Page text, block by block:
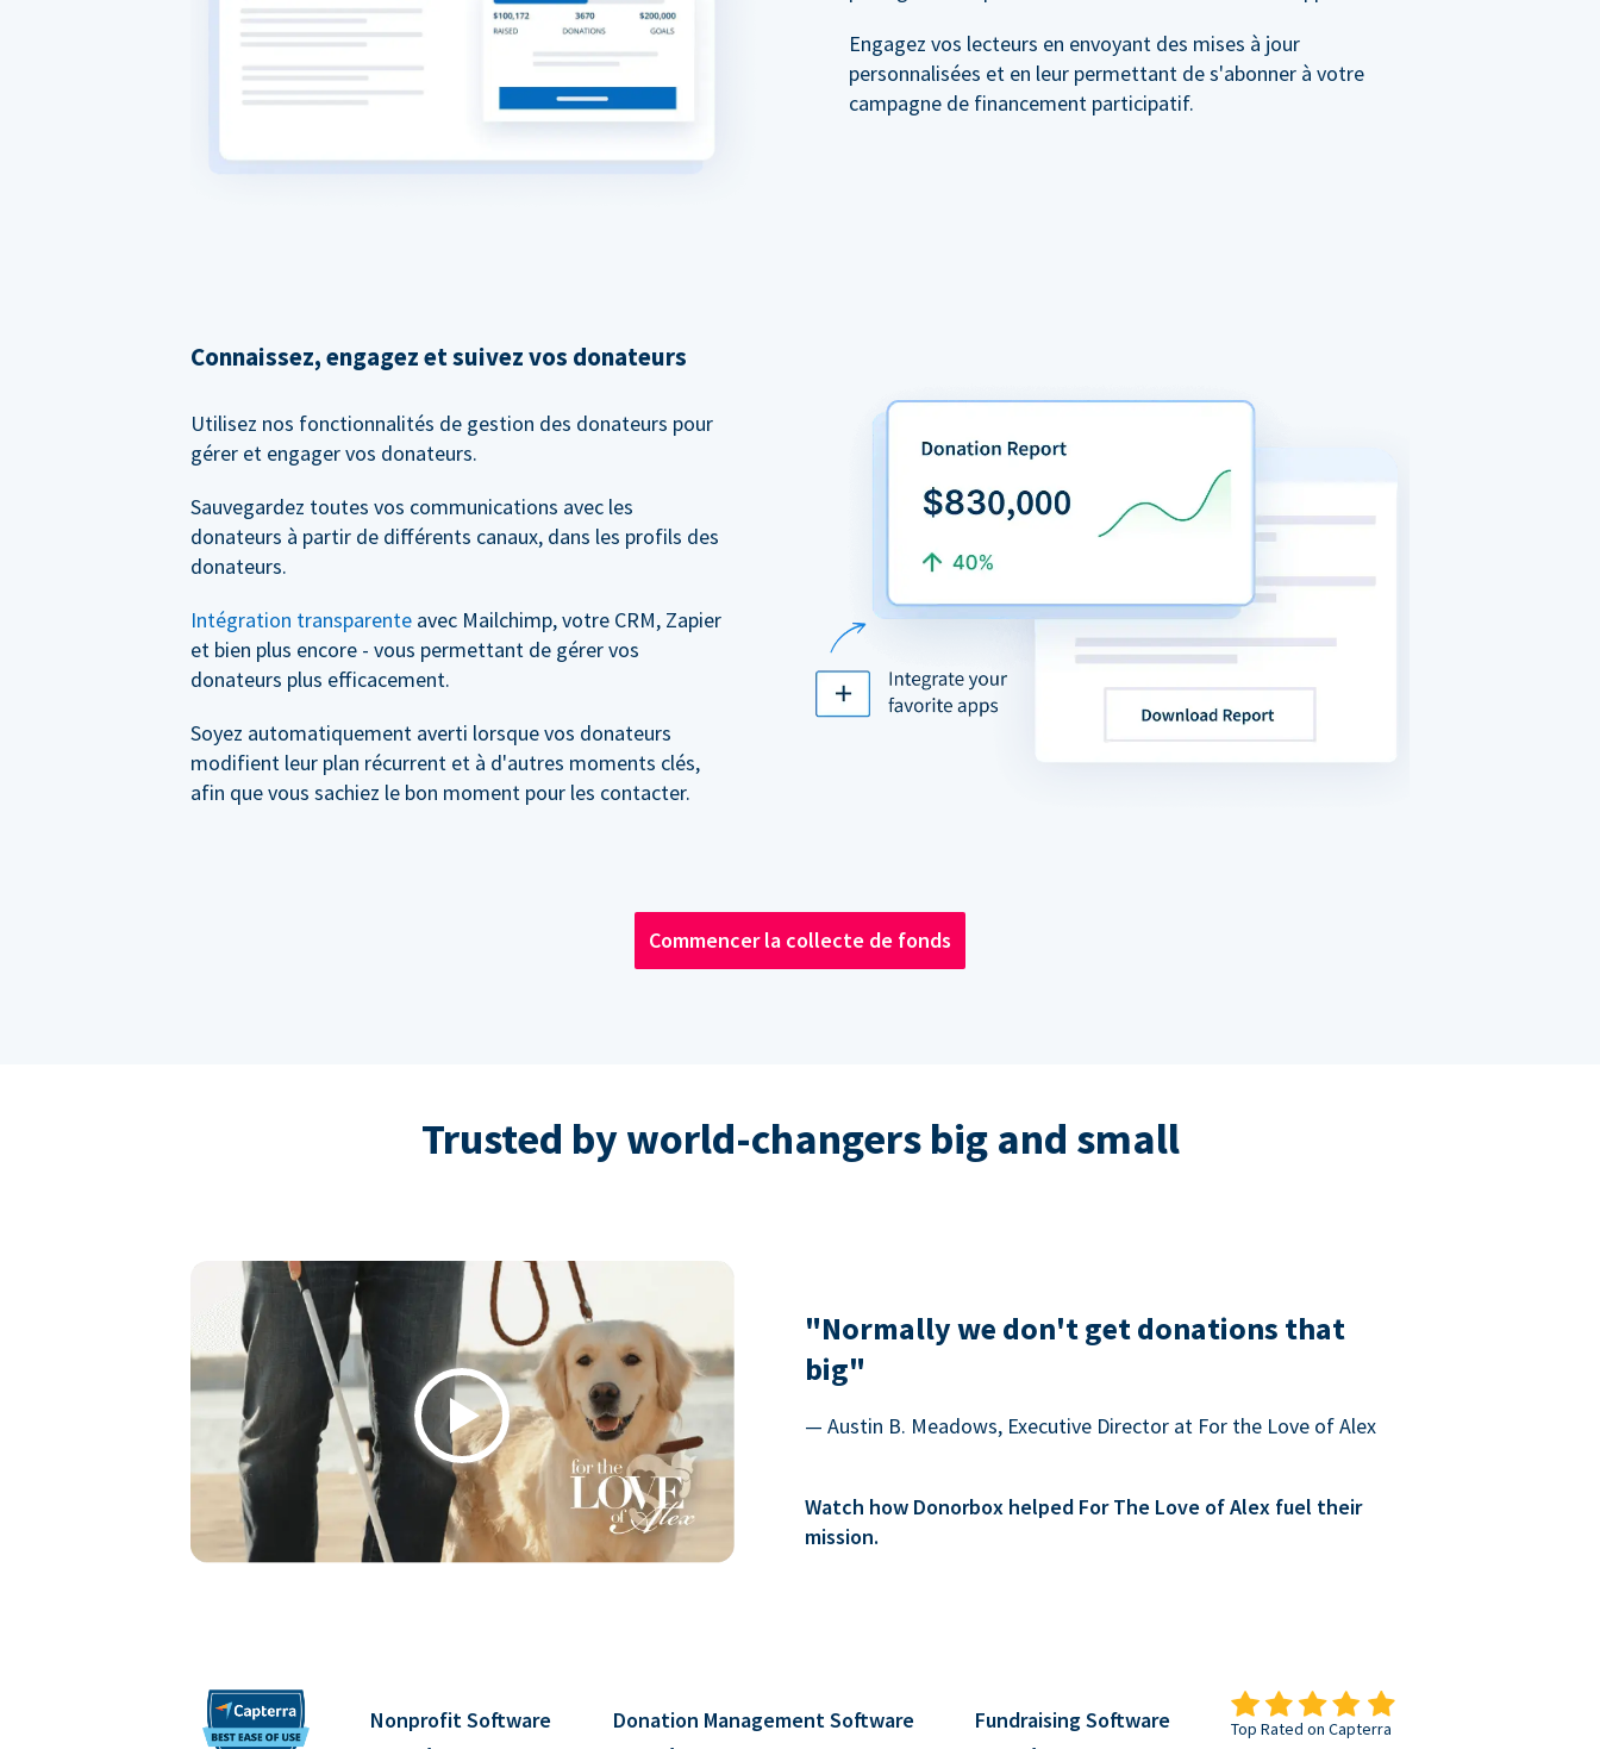
Engagez vos lecteurs en envoyant des mises à jour
personnalisées et en leur permettant de s'abonner à votre
campagne de financement participatif.
Connaissez, engagez et suivez vos donateurs
Utilisez nos fonctionnalités de gestion des donateurs pour
gérer et engager vos donateurs.
Sauvegardez toutes vos communications avec les
donateurs à partir de différents canaux, dans les profils des
donateurs.
Intégration transparente avec Mailchimp, votre CRM, Zapier
et bien plus encore - vous permettant de gérer vos
donateurs plus efficacement.
Soyez automatiquement averti lorsque vos donateurs
modifient leur plan récurrent et à d'autres moments clés,
afin que vous sachiez le bon moment pour les contacter.
Commencer la collecte de fonds
Trusted by world-changers big and small
Play
"Normally we don't get donations that
big"
— Austin B. Meadows, Executive Director at For the Love of Alex
Watch how Donorbox helped For The Love of Alex fuel their
mission.
Nonprofit Software Donation Management Software Fundraising Software
Top Rated on Capterra